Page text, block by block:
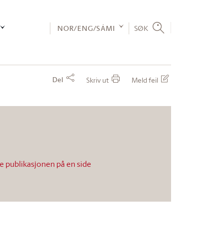
NOR/ENG/SÁMI SØK
Del Skriv ut Meld feil
publikasjonen på en side